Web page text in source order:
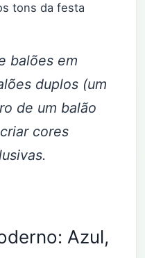
tons da festa
balões em
duplos (um
de um balão
cores
Azul,